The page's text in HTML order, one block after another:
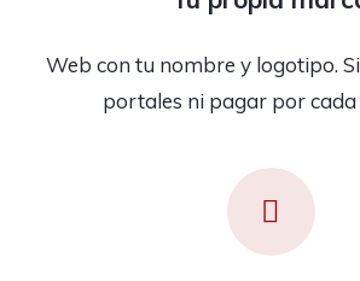
Web con tu nombre y logotipo.
portales ni pagar por cada